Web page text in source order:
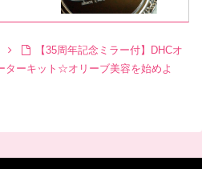
【35周年記念ミラー付】DHCオ
ターキット☆オリーブ美容を始めよ